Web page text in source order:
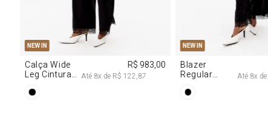
NEW IN
PP P
Calça Wide
Leg Cintura
Renda
R$ 983,00
Até 8x deR$ 122,87
NEW IN
PP
Blazer
Regular
Com Renda
Até 8x de